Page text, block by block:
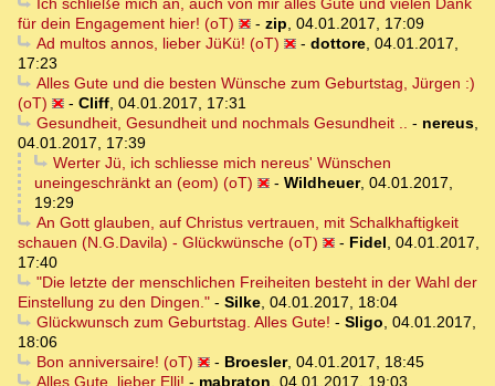
Ich schließe mich an, auch von mir alles Gute und vielen Dank
für dein Engagement hier! (oT)
- zip, 04.01.2017, 17:09
Ad multos annos, lieber JüKü! (oT)
- dottore, 04.01.2017,
17:23
Alles Gute und die besten Wünsche zum Geburtstag, Jürgen :)
(oT)
- Cliff, 04.01.2017, 17:31
Gesundheit, Gesundheit und nochmals Gesundheit .. - nereus,
04.01.2017, 17:39
Werter Jü, ich schliesse mich nereus' Wünschen
uneingeschränkt an (eom) (oT)
- Wildheuer, 04.01.2017,
19:29
An Gott glauben, auf Christus vertrauen, mit Schalkhaftigkeit
schauen (N.G.Davila) - Glückwünsche (oT)
- Fidel, 04.01.2017,
17:40
"Die letzte der menschlichen Freiheiten besteht in der Wahl der
Einstellung zu den Dingen." - Silke, 04.01.2017, 18:04
Glückwunsch zum Geburtstag. Alles Gute! - Sligo, 04.01.2017,
18:06
Bon anniversaire! (oT)
- Broesler, 04.01.2017, 18:45
Alles Gute, lieber Elli! - mabraton, 04.01.2017, 19:03